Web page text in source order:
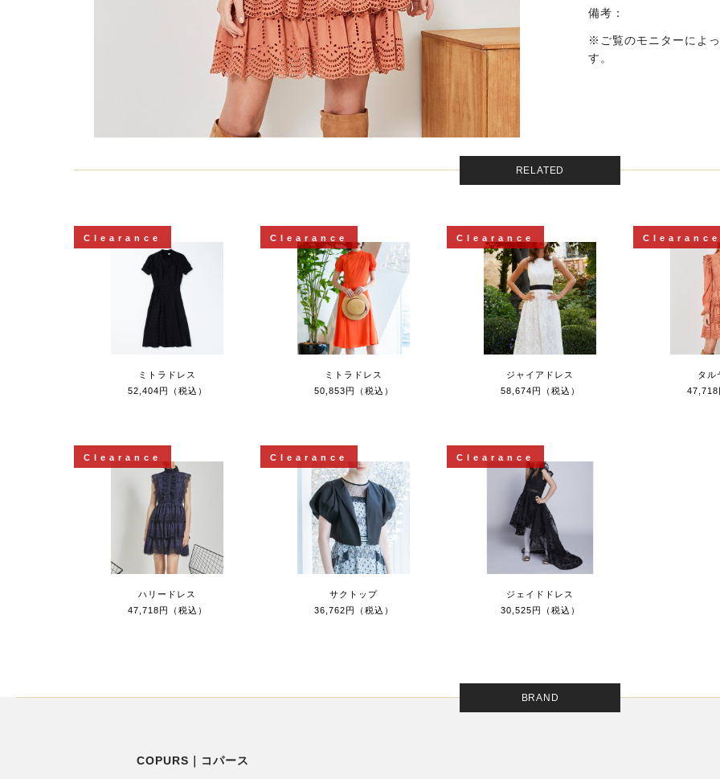
備考：
※ご覧のモニターによ
す。
RELATED
Clearance
ミトラドレス
52,404円（税込）
Clearance
ミトラドレス
50,853円（税込）
Clearance
ジャイアドレス
58,674円（税込）
Clearance
タル
47,718
Clearance
ハリードレス
47,718円（税込）
Clearance
サクトップ
36,762円（税込）
Clearance
ジェイドドレス
30,525円（税込）
BRAND
COPURS｜コパース